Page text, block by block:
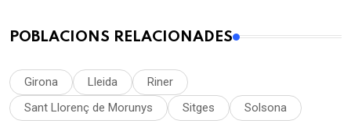
POBLACIONS RELACIONADES
Girona Lleida
Riner
Sant Llorenç de Morunys
Sitges Solsona